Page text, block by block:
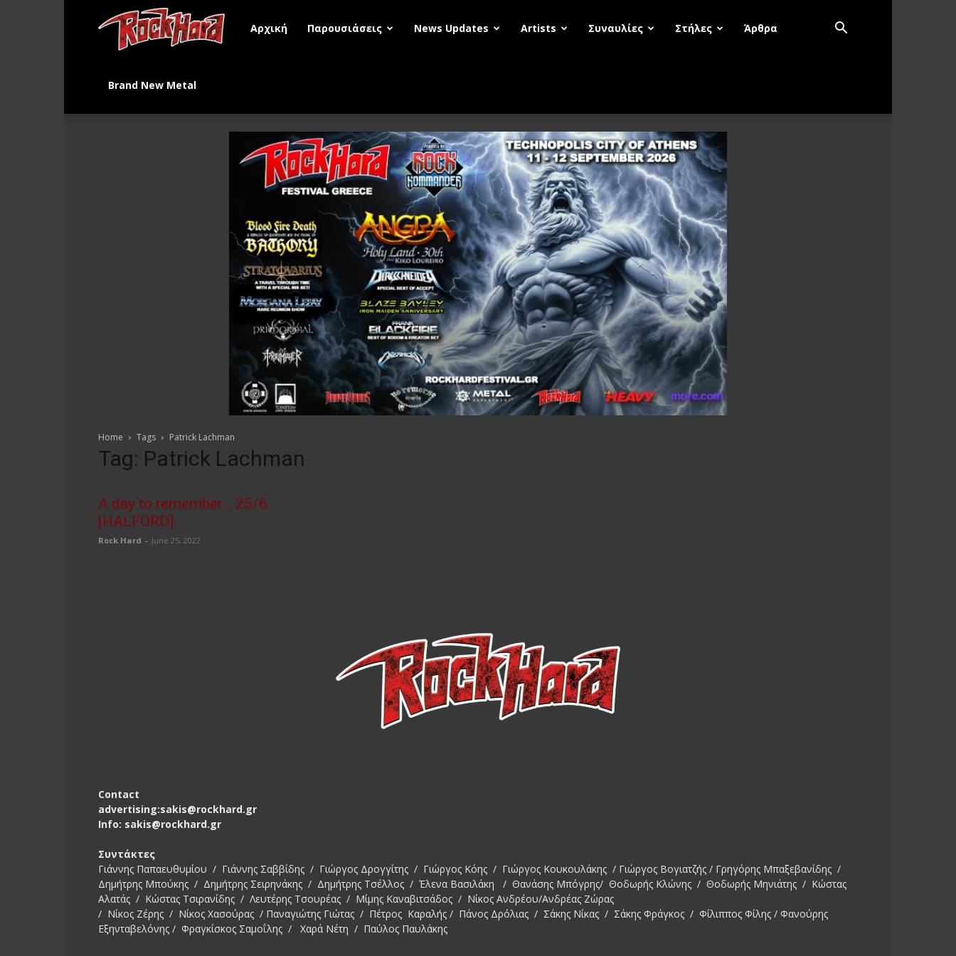
Rock
Greece
Αρχική Παρουσιάσεις News Updates Artists Συναυλίες Στήλες Άρθρα
Brand New Metal
Home Tags Patrick Lachman
Tag: Patrick Lachman
A day to remember… 25/6
[HALFORD]
Rock Hard - June 25, 2022
Contact
advertising:sakis@rockhard.gr
Info: sakis@rockhard.gr
Συντάκτες
Γιάννης Παπαευθυμίου / Γιάννης Σαββίδης / Γιώργος Δρογγίτης / Γιώργος Κόης / Γιώργος Κουκουλάκης / Γιώργος Βογιατζής / Γρηγόρης Μπαξεβανίδης /
Δημήτρης Μπούκης / Δημήτρης Σειρηνάκης / Δημήτρης Τσέλλος / Έλενα Βασιλάκη / Θανάσης Μπόγρης/ Θοδωρής Κλώνης / Θοδωρής Μηνιάτης / Κώστας
Αλατάς / Κώστας Τσιρανίδης / Λευτέρης Τσουρέας / Μίμης Καναβιτσάδος / Νίκος Ανδρέου/Ανδρέας Ζώρας
/ Νίκος Ζέρης / Νίκος Χασούρας / Παναγιώτης Γιώτας / Πέτρος Καραλής / Πάνος Δρόλιας / Σάκης Νίκας / Σάκης Φράγκος / Φίλιππος Φίλης / Φανούρης
Εξηνταβελόνης / Φραγκίσκος Σαμοΐλης / Χαρά Νέτη / Παύλος Παυλάκης